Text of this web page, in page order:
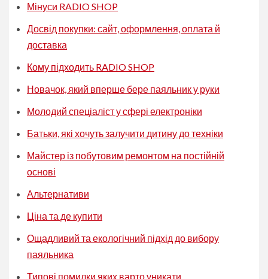
Мінуси RADIO SHOP
Досвід покупки: сайт, оформлення, оплата й
доставка
Кому підходить RADIO SHOP
Новачок, який вперше бере паяльник у руки
Молодий спеціаліст у сфері електроніки
Батьки, які хочуть залучити дитину до техніки
Майстер із побутовим ремонтом на постійній
основі
Альтернативи
Ціна та де купити
Ощадливий та екологічний підхід до вибору
паяльника
Типові помилки яких варто уникати